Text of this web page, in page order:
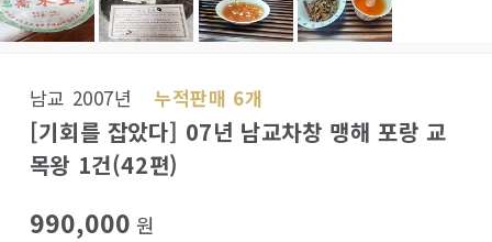
남교 2007년 누적판매 6개
[기회를 잡았다] 07년 남교차창 맹해 포랑 교
목왕 1건(42편)
990,000 원